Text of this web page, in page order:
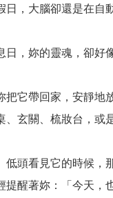
日，大腦卻還是在自
日，妳的靈魂，卻好
它帶回家，安靜地
、玄關、梳妝台，或
低頭看見它的時候，
提醒著妳：「今天，